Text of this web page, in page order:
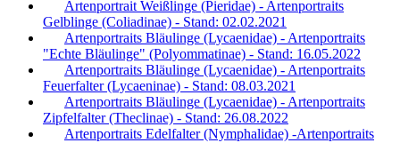
Artenportrait Weißlinge (Pieridae) - Artenportraits
Gelblinge (Coliadinae) - Stand: 02.02.2021
Artenportraits Bläulinge (Lycaenidae) - Artenportraits
"Echte Bläulinge" (Polyommatinae) - Stand: 16.05.2022
Artenportraits Bläulinge (Lycaenidae) - Artenportraits
Feuerfalter (Lycaeninae) - Stand: 08.03.2021
Artenportraits Bläulinge (Lycaenidae) - Artenportraits
Zipfelfalter (Theclinae) - Stand: 26.08.2022
Artenportraits Edelfalter (Nymphalidae) -Artenportraits